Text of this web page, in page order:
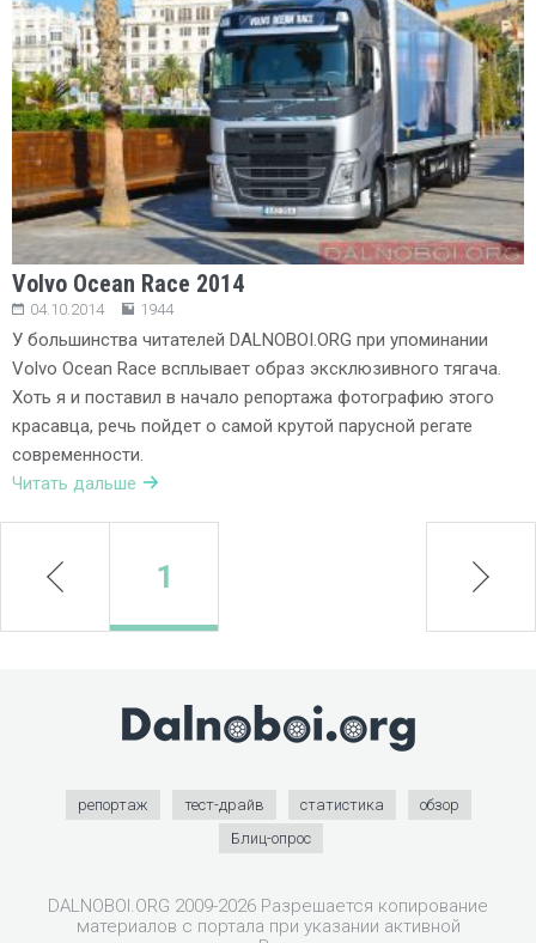
Volvo Ocean Race 2014
04.10.2014 1944
У большинства читателей DALNOBOI.ORG при упоминании
Volvo Ocean Race всплывает образ эксклюзивного тягача.
Хоть я и поставил в начало репортажа фотографию этого
красавца, речь пойдет о самой крутой парусной регате
современности.
Читать дальше
prev 1 next
репортаж тест-драйв статистика
обзор
Блиц-опрос
DALNOBOI.ORG 2009-2026 Разрешается копирование
материалов с портала при указании активной